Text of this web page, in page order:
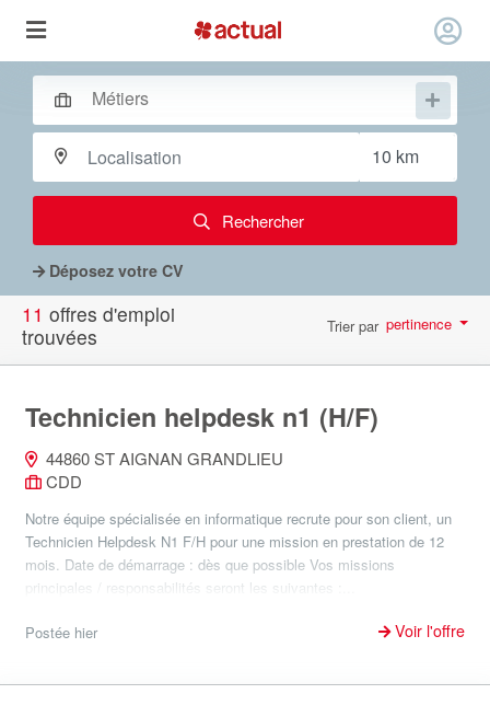
Rechercher
Déposez votre CV
11 offres d'emploi
trouvées
Trier par pertinence
Technicien helpdesk n1 (H/F)
44860 ST AIGNAN GRANDLIEU
CDD
Notre équipe spécialisée en informatique recrute pour son client, un
Technicien Helpdesk N1 F/H pour une mission en prestation de 12
mois. Date de démarrage : dès que possible Vos missions
principales / responsabilités seront les suivantes :...
Postée hier Voir l'offre